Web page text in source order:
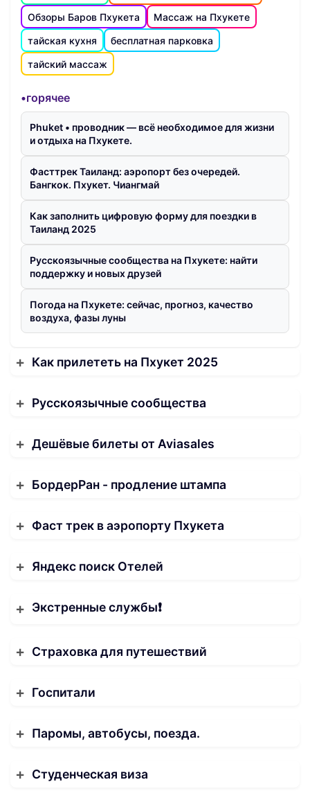
Обзоры Баров Пхукета
Массаж на Пхукете
тайская кухня
бесплатная парковка
тайский массаж
•горячее
Phuket • проводник — всё необходимое для жизни
и отдыха на Пхукете.
Фасттрек Таиланд: аэропорт без очередей.
Бангкок. Пхукет. Чиангмай
Как заполнить цифровую форму для поездки в
Таиланд 2025
Русскоязычные сообщества на Пхукете: найти
поддержку и новых друзей
Погода на Пхукете: сейчас, прогноз, качество
воздуха, фазы луны
Как прилететь на Пхукет 2025
Русскоязычные сообщества
Дешёвые билеты от Aviasales
БордерРан - продление штампа
Фаст трек в аэропорту Пхукета
Яндекс поиск Отелей
Экстренные службы❗️
Страховка для путешествий
Госпитали
Паромы, автобусы, поезда.
Студенческая виза